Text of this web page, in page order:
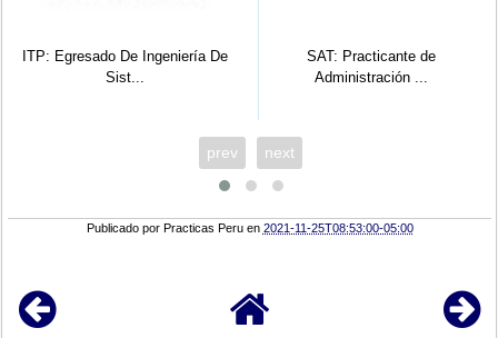
ITP: Egresado De Ingeniería De
Sist...
SAT: Practicante de
Administración ...
prev next
Publicado por Practicas Peru en 2021-11-25T08:53:00-05:00